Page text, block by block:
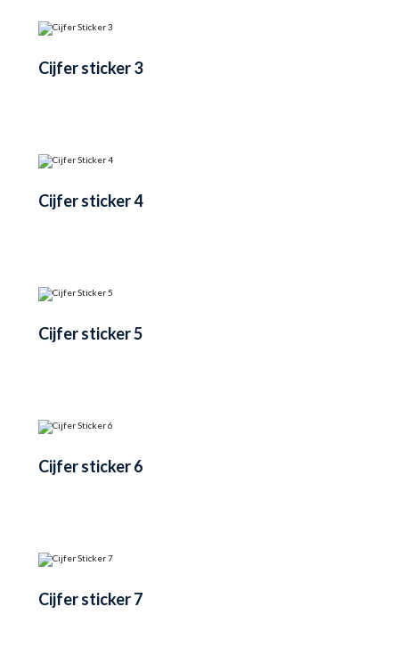
Cijfer sticker 3
Cijfer sticker 4
Cijfer sticker 5
Cijfer sticker 6
Cijfer sticker 7